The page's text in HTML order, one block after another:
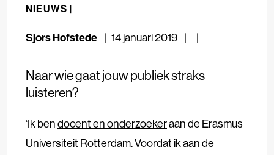
NIEUWS |
Sjors Hofstede 14 januari 2019
Naar wie gaat jouw publiek straks
luisteren?
‘Ik bendocent en onderzoekeraan de Erasmus
Universiteit Rotterdam. Voordat ik aan de